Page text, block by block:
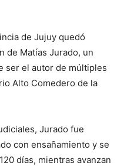
de Jujuy quedó
de Matías Jurado, un
ser el autor de múltiples
Alto Comedero de la
Jurado fue
con ensañamiento y se
días, mientras avanzan